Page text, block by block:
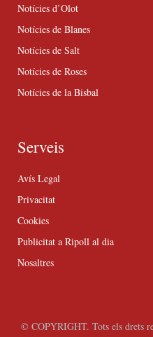
Notícies d’Olot
Notícies de Blanes
Notícies de Salt
Notícies de Roses
Notícies de la Bisbal
Serveis
Avís Legal
Privacitat
Cookies
Publicitat a Ripoll al dia
Nosaltres
© COPYRIGHT. Tots els drets